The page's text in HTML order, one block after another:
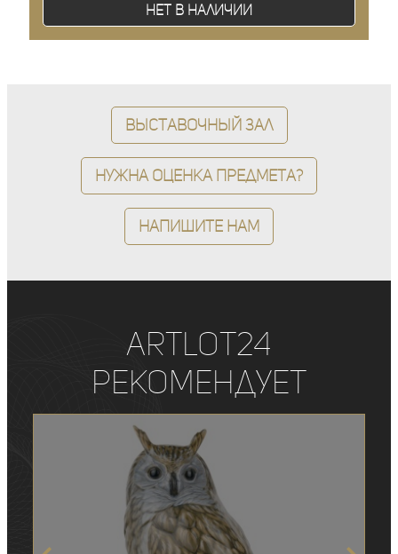
Нет в наличии
Выставочный зал
Нужна оценка предмета?
Напишите нам
ArtLot24
рекомендует